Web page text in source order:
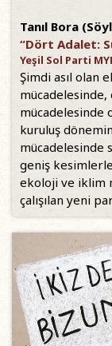
Tanıl Bora
“Dört Adalet:
Yeşil Sol Parti
Şimdi asıl olan
mücadelesinde
kuruluş
mücadelesinde
geniş
ekoloji ve iklim
çalışılan yeni